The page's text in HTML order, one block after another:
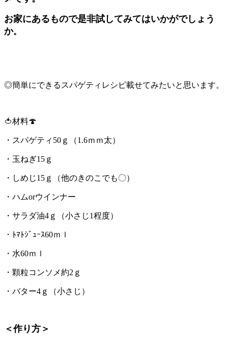
お家にあるもので是非試してみてはいかがでしょう
か。
◎簡単にできるスパゲティレシピ載せてみたいと思います。
🍅材料🍄
・スパゲティ50ｇ（1.6ｍｍ太）
・玉ねぎ15ｇ
・しめじ15ｇ（他のきのこでも〇）
・ハムorウインナー
・サラダ油4ｇ（小さじ1程度）
・ﾄﾏﾄｼﾞｭｰｽ60ｍｌ
・水60ｍｌ
・顆粒コンソメ約2ｇ
・バター4ｇ（小さじ）
＜作り方＞